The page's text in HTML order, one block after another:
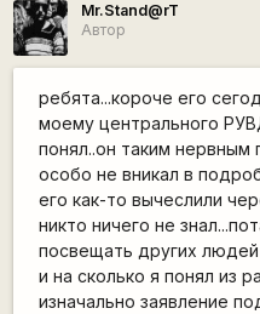
Mr.Stand@rT
Автор
ребята...короче его
моему центрального
понял..он таким нервным
особо не вникал в
его как-то вычеслили
никто ничего не
посвещать других
и на сколько я понял из
изначально заявление